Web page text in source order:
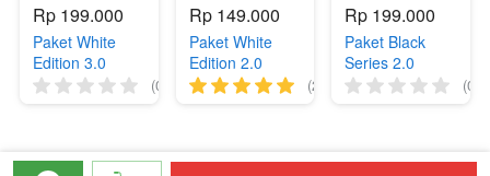
Rp 199.000
Paket White
Edition 3.0
(0)
Rp 149.000
Paket White
Edition 2.0
(2)
Rp 199.000
Paket Black
Series 2.0
(0)